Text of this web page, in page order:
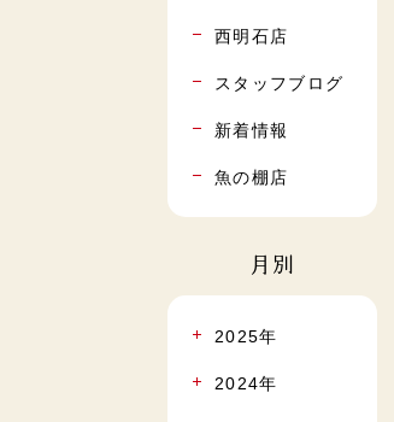
西明石店
スタッフブログ
新着情報
魚の棚店
月別
2025年
2024年